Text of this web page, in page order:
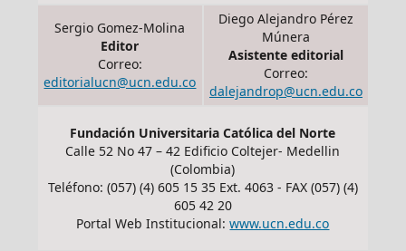
Sergio Gomez-Molina
Editor
Correo:
editorialucn@ucn.edu.co
Diego Alejandro Pérez
Múnera
Asistente editorial
Correo:
dalejandrop@ucn.edu.co
Fundación Universitaria Católica del Norte
Calle 52 No 47 – 42 Edificio Coltejer- Medellin
(Colombia)
Teléfono: (057) (4) 605 15 35 Ext. 4063 - FAX (057) (4)
605 42 20
Portal Web Institucional:www.ucn.edu.co